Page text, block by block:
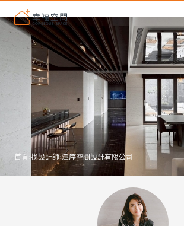
首頁›找設計師›澤序空間設計有限公司